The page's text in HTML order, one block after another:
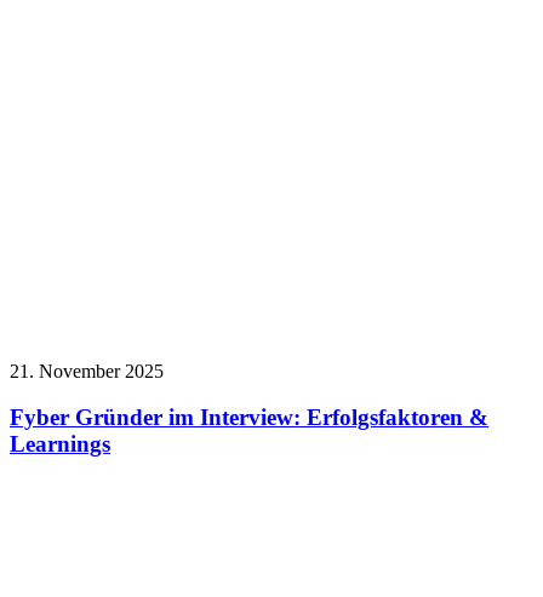
21. November 2025
Fyber Gründer im Interview: Erfolgsfaktoren &
Learnings